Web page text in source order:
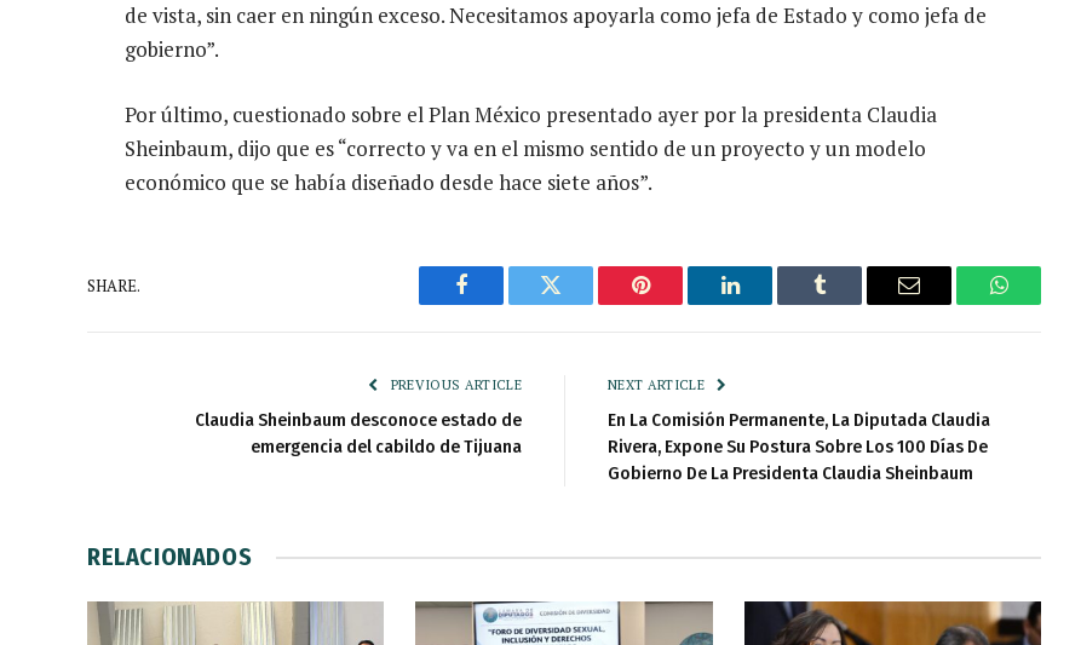
de vista, sin caer en ningún exceso. Necesitamos apoyarla como jefa de Estado y como jefa de
gobierno”.
Por último, cuestionado sobre el Plan México presentado ayer por la presidenta Claudia
Sheinbaum, dijo que es “correcto y va en el mismo sentido de un proyecto y un modelo
económico que se había diseñado desde hace siete años”.
SHARE.
Facebook Twitter Pinterest LinkedIn Tumblr Email WhatsApp
PREVIOUS ARTICLE
Claudia Sheinbaum desconoce estado de
emergencia del cabildo de Tijuana
NEXT ARTICLE
En La Comisión Permanente, La Diputada Claudia
Rivera, Expone Su Postura Sobre Los 100 Días De
Gobierno De La Presidenta Claudia Sheinbaum
RELACIONADOS